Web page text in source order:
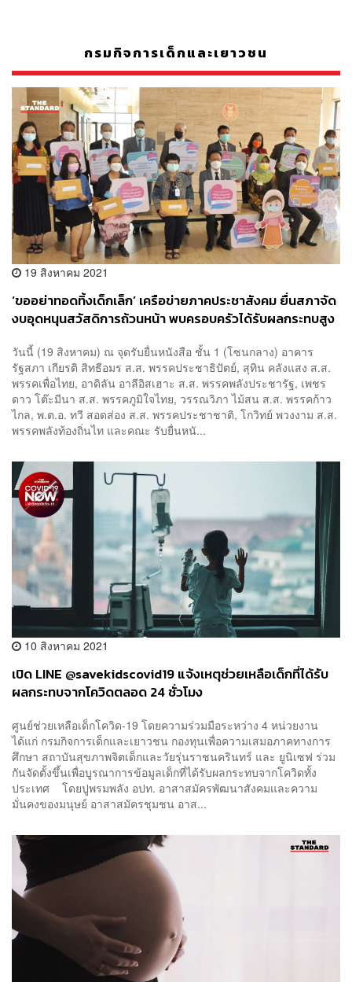
กรมกิจการเด็กและเยาวชน
19 สิงหาคม 2021
‘ขออย่าทอดทิ้งเด็กเล็ก’ เครือข่ายภาคประชาสังคม ยื่นสภาจัด
งบอุดหนุนสวัสดิการถ้วนหน้า พบครอบครัวได้รับผลกระทบสูง
วันนี้ (19 สิงหาคม) ณ จุดรับยื่นหนังสือ ชั้น 1 (โซนกลาง) อาคาร
รัฐสภา เกียรติ สิทธีอมร ส.ส. พรรคประชาธิปัตย์, สุทิน คลังแสง ส.ส.
พรรคเพื่อไทย, อาดิลัน อาลีอิสเฮาะ ส.ส. พรรคพลังประชารัฐ, เพชร
ดาว โต๊ะมีนา ส.ส. พรรคภูมิใจไทย, วรรณวิภา ไม้สน ส.ส. พรรคก้าว
ไกล, พ.ต.อ. ทวี สอดส่อง ส.ส. พรรคประชาชาติ, โกวิทย์ พวงงาม ส.ส.
พรรคพลังท้องถิ่นไท และคณะ รับยื่นหนั...
10 สิงหาคม 2021
เปิด LINE @savekidscovid19 แจ้งเหตุช่วยเหลือเด็กที่ได้รับ
ผลกระทบจากโควิดตลอด 24 ชั่วโมง
ศูนย์ช่วยเหลือเด็กโควิด-19 โดยความร่วมมือระหว่าง 4 หน่วยงาน
ได้แก่ กรมกิจการเด็กและเยาวชน กองทุนเพื่อความเสมอภาคทางการ
ศึกษา สถาบันสุขภาพจิตเด็กและวัยรุ่นราชนครินทร์ และ ยูนิเซฟ ร่วม
กันจัดตั้งขึ้นเพื่อบูรณาการข้อมูลเด็กที่ได้รับผลกระทบจากโควิดทั้ง
ประเทศ โดยปูพรมพลัง อปท. อาสาสมัครพัฒนาสังคมและความ
มั่นคงของมนุษย์ อาสาสมัครชุมชน อาส...